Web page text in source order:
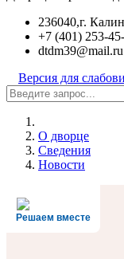
236040,г.
+7 (401) 253-
dtdm39@mail.ru
Версия для
О дворце
Сведения
Новости
Решаем вместе